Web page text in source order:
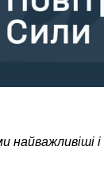
найважливіші